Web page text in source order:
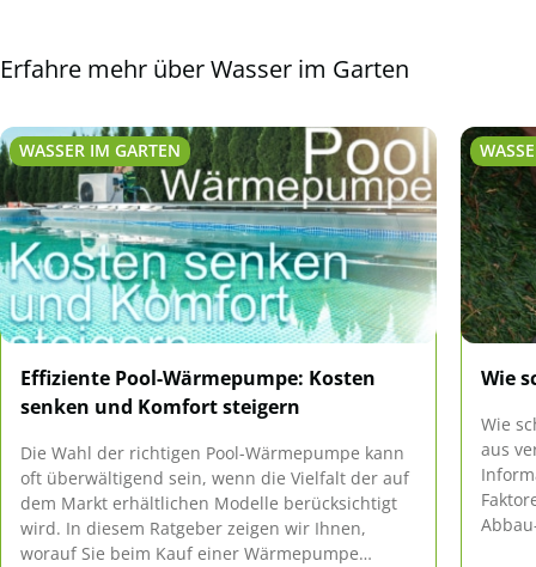
Erfahre mehr über Wasser im Garten
WASSER IM GARTEN
Effiziente Pool-Wärmepumpe: Kosten
senken und Komfort steigern
Die Wahl der richtigen Pool-Wärmepumpe kann
oft überwältigend sein, wenn die Vielfalt der auf
dem Markt erhältlichen Modelle berücksichtigt
wird. In diesem Ratgeber zeigen wir Ihnen,
worauf Sie beim Kauf einer Wärmepumpe
Wie
Wie
aus